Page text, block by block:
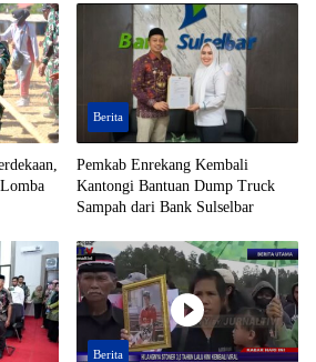
Berita
Pemkab Enrekang Kembali
Kantongi Bantuan Dump Truck
Sampah dari Bank Sulselbar
Berita